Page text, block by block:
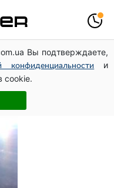
Вы подтверждаете,
конфиденциальности
и
cookie.